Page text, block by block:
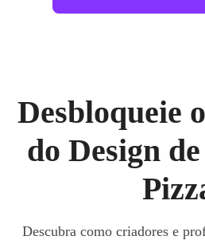
Desbloqueie
do Design
Descubra como criadores e